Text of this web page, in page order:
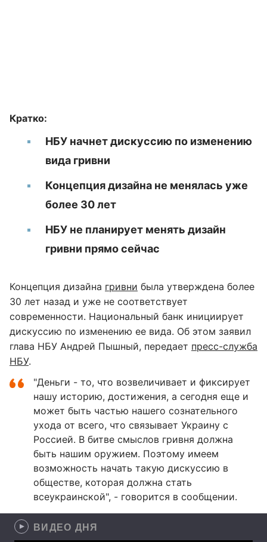
Кратко:
НБУ начнет дискуссию по изменению
вида гривни
Концепция дизайна не менялась уже
более 30 лет
НБУ не планирует менять дизайн
гривни прямо сейчас
Концепция дизайна гривни была утверждена более
30 лет назад и уже не соответствует
современности. Национальный банк инициирует
дискуссию по изменению ее вида. Об этом заявил
глава НБУ Андрей Пышный, передает пресс-служба
НБУ.
"Деньги - то, что возвеличивает и фиксирует
нашу историю, достижения, а сегодня еще и
может быть частью нашего сознательного
ухода от всего, что связывает Украину с
Россией. В битве смыслов гривня должна
быть нашим оружием. Поэтому имеем
возможность начать такую дискуссию в
обществе, которая должна стать
всеукраинской", - говорится в сообщении.
ВИДЕО ДНЯ